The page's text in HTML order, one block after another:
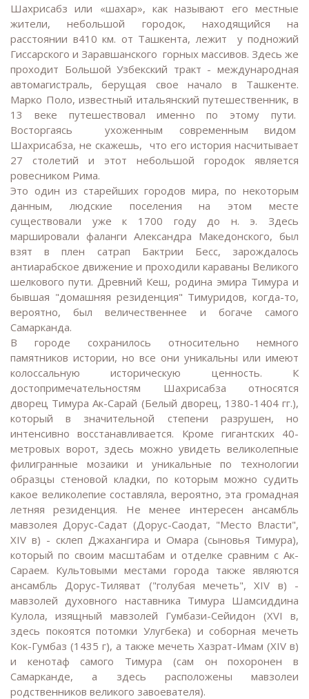
Шахрисабз или «шахар», как называют его местные
жители, небольшой городок, находящийся на
расстоянии в410 км. от Ташкента, лежит у подножий
Гиссарского и Заравшанского горных массивов. Здесь же
проходит Большой Узбекский тракт - международная
автомагистраль, берущая свое начало в Ташкенте.
Марко Поло, известный итальянский путешественник, в
13 веке путешествовал именно по этому пути.
Восторгаясь ухоженным современным видом
Шахрисабза, не скажешь, что его история насчитывает
27 столетий и этот небольшой городок является
ровесником Рима.
Это один из старейших городов мира, по некоторым
данным, людские поселения на этом месте
существовали уже к 1700 году до н. э. Здесь
маршировали фаланги Александра Македонского, был
взят в плен сатрап Бактрии Бесс, зарождалось
антиарабское движение и проходили караваны Великого
шелкового пути. Древний Кеш, родина эмира Тимура и
бывшая "домашняя резиденция" Тимуридов, когда-то,
вероятно, был величественнее и богаче самого
Самарканда.
В городе сохранилось относительно немного
памятников истории, но все они уникальны или имеют
колоссальную историческую ценность. К
достопримечательностям Шахрисабза относятся
дворец Тимура Ак-Сарай (Белый дворец, 1380-1404 гг.),
который в значительной степени разрушен, но
интенсивно восстанавливается. Кроме гигантских 40-
метровых ворот, здесь можно увидеть великолепные
филигранные мозаики и уникальные по технологии
образцы стеновой кладки, по которым можно судить
какое великолепие составляла, вероятно, эта громадная
летняя резиденция. Не менее интересен ансамбль
мавзолея Дорус-Садат (Дорус-Саодат, "Место Власти",
XIV в) - склеп Джахангира и Омара (сыновья Тимура),
который по своим масштабам и отделке сравним с Ак-
Сараем. Культовыми местами города также являются
ансамбль Дорус-Тиляват ("голубая мечеть", XIV в) -
мавзолей духовного наставника Тимура Шамсиддина
Кулола, изящный мавзолей Гумбази-Сейидон (XVI в,
здесь покоятся потомки Улугбека) и соборная мечеть
Кок-Гумбаз (1435 г), а также мечеть Хазрат-Имам (XIV в)
и кенотаф самого Тимура (сам он похоронен в
Самарканде, а здесь расположены мавзолеи
родственников великого завоевателя).